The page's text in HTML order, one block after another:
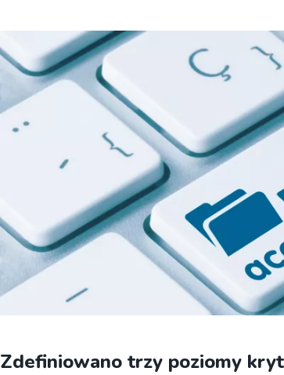
Zdefiniowano trzy poziomy